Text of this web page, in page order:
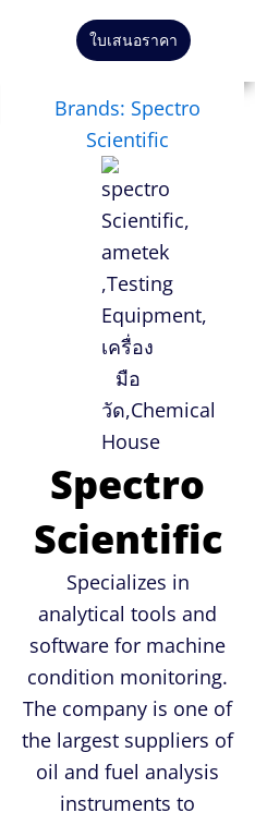
ใบเสนอราคา
Brands: Spectro
Scientific
Spectro
Scientific
Specializes in
analytical tools and
software for machine
condition monitoring.
The company is one of
the largest suppliers of
oil and fuel analysis
instruments to